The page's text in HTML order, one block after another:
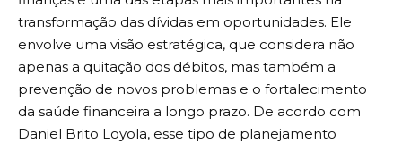
transformação das dívidas em oportunidades. Ele
envolve uma visão estratégica, que considera não
apenas a quitação dos débitos, mas também a
prevenção de novos problemas e o fortalecimento
da saúde financeira a longo prazo. De acordo com
Daniel Brito Loyola, esse tipo de planejamento